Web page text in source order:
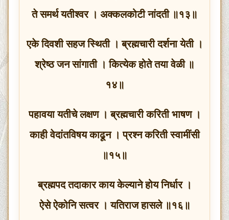
ते समर्थ यतीश्वर । अक्कलकोटी नांदती ॥१३॥
एके दिवशी सहज स्थिती । ब्रह्मचारी दर्शना येती ।
श्रेष्ठ जन सांगाती । कित्येक होते तया वेळी ॥
१४॥
पहावया यतीचे लक्षण । ब्रह्मचारी करिती भाषण ।
काही वेदांतविषय काढून । प्रश्न करिती स्वामींसी
॥१५॥
ब्रह्मपद तदाकार काय केल्याने होय निर्धार ।
ऐसे ऐकोनि सत्वर । यतिराज हासले ॥१६॥